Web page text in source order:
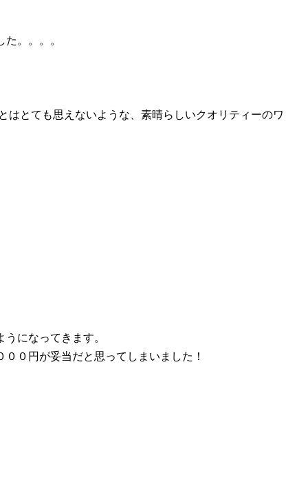
。。。。
とても思えないような、素晴らしいクオリティーのワ
になってきます。
０円が妥当だと思ってしまいました！